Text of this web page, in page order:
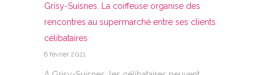
Grisy-Suisnes. La coiffeuse organise des
rencontres au supermarché entre ses clients
célibataires
6 février 2021